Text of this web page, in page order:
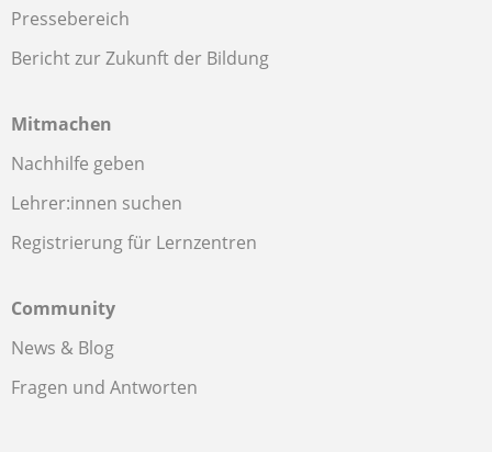
Pressebereich
Bericht zur Zukunft der Bildung
Mitmachen
Nachhilfe geben
Lehrer:innen suchen
Registrierung für Lernzentren
Community
News & Blog
Fragen und Antworten